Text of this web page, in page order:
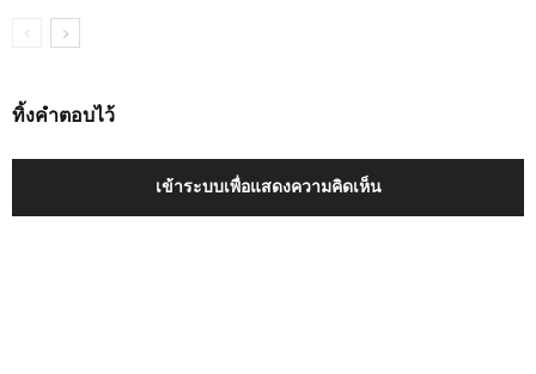
ทิ้งคำตอบไว้
เข้าระบบเพื่อแสดงความคิดเห็น